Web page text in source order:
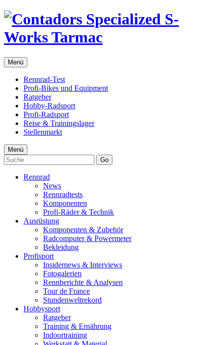
Menü
Rennrad-Test
Profi-Bikes und Equipment
Ratgeber
Hobby-Radsport
Profi-Radsport
Reise & Trainingslager
Stellenmarkt
Menü
Go
Rennrad
News
Rennradtests
Komponenten
Profi-Räder & Technik
Ausrüstung
Komponenten & Zubehör
Radcomputer & Powermeter
Bekleidung
Profisport
Insidernews & Interviews
Fotogalerien
Rennberichte & Analysen
Tour de France
Stundenweltrekord
Hobbysport
Ratgeber
Training & Ernährung
Indoortraining